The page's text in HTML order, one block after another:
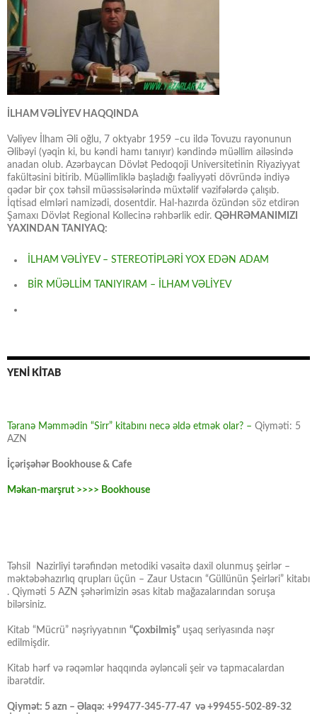
İLHAM VƏLİYEV HAQQINDA
Vəliyev İlham Əli oğlu, 7 oktyabr 1959 –cu ildə Tovuzu rayonunun
Əlibəyi (yəqin ki, bu kəndi hamı tanıyır) kəndində müəllim ailəsində
anadan olub. Azərbaycan Dövlət Pedoqoji Universitetinin Riyaziyyat
fakültəsini bitirib. Müəllimliklə başladığı fəaliyyəti dövründə indiyə
qədər bir çox təhsil müəssisələrində müxtəlif vəzifələrdə çalışıb.
İqtisad elmləri namizədi, dosentdir. Hal-hazırda özündən söz etdirən
Şamaxı Dövlət Regional Kollecinə rəhbərlik edir. QƏHRƏMANIMIZI
YAXINDAN TANIYAQ:
İLHAM VƏLİYEV – STEREOTİPLƏRİ YOX EDƏN ADAM
BİR MÜƏLLİM TANIYIRAM – İLHAM VƏLİYEV
YENİ KİTAB
Təranə Məmmədin “Sirr” kitabını necə əldə etmək olar? – Qiyməti: 5
AZN
İçərişəhər Bookhouse & Cafe
Məkan-marşrut >>>> Bookhouse
Təhsil Nazirliyi tərəfindən metodiki vəsaitə daxil olunmuş şeirlər –
məktəbəhazırlıq qrupları üçün – Zaur Ustacın “Güllünün Şeirləri” kitabı
. Qiyməti 5 AZN şəhərimizin əsas kitab mağazalarından soruşa
bilərsiniz.
Kitab “Mücrü” nəşriyyatının “Çoxbilmiş” uşaq seriyasında nəşr
edilmişdir.
Kitab hərf və rəqəmlər haqqında əyləncəli şeir və tapmacalardan
ibarətdir.
Qiymət: 5 azn – Əlaqə: +99477-345-77-47 və +99455-502-89-32